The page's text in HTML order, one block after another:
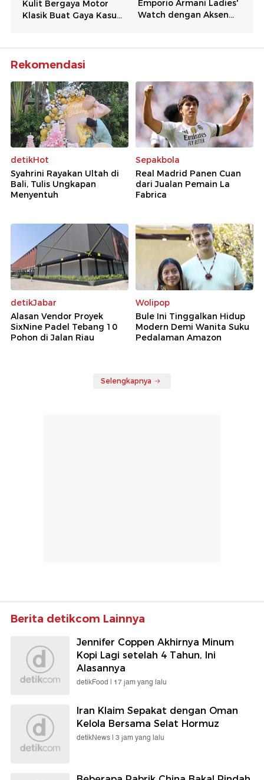
Rekomendasi
detikHot
Syahrini Rayakan Ultah di
Bali, Tulis Ungkapan
Menyentuh
Sepakbola
Real Madrid Panen Cuan
dari Jualan Pemain La
Fabrica
detikJabar
Alasan Vendor Proyek
SixNine Padel Tebang 10
Pohon di Jalan Riau
Wolipop
Bule Ini Tinggalkan Hidup
Modern Demi Wanita Suku
Pedalaman Amazon
Selengkapnya
Berita detikcom Lainnya
Jennifer Coppen Akhirnya Minum
Kopi Lagi setelah 4 Tahun, Ini
Alasannya
detikFood | 17 jam yang lalu
Iran Klaim Sepakat dengan Oman
Kelola Bersama Selat Hormuz
detikNews | 3 jam yang lalu